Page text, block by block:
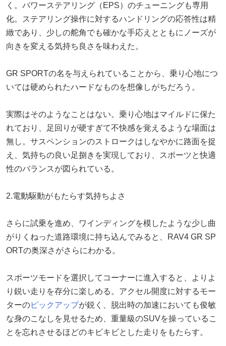
く。パワーステアリング（EPS）のチューニングも専用
化。ステアリング操作に対するハンドリングの応答性は精
緻であり、少しの舵角でも確かな手応えとともにノーズが
向きを変える気持ち良さを味わえた。
GR SPORTの名を与えられていることから、乗り心地につ
いては硬められたハードなものを想像しがちだろう。
実際はそのようなことはない。乗り心地はマイルドに保た
れており、足回りが硬すぎて不快感を覚えるような場面は
無し。サスペンションのストロークはしなやかに路面を捉
え、気持ちの良い足捌きを実現しており、スポーツと快適
性のバランスが図られている。
2.電動駆動がもたらす気持ちよさ
さらに試乗を進め、ワインディングを模したような少し曲
がりくねった道路環境に持ち込んでみると、RAV4 GR SP
ORTの奥深さがさらにわかる。
スポーツモードを選択してコーナーに進入すると、よりよ
り鋭い走りを存分に楽しめる。アクセル開度に対するモー
ターのピックアップが鋭く、脱出時の加速においても俊敏
な身のこなしを見せるため、重量級のSUVを操っているこ
とを忘れさせるほどのキビキビとした走りをもたらす。